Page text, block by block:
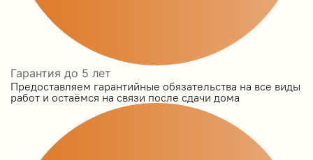
Гарантия до 5 лет
Предоставляем гарантийные обязательства на все виды
работ и остаёмся на связи после сдачи дома